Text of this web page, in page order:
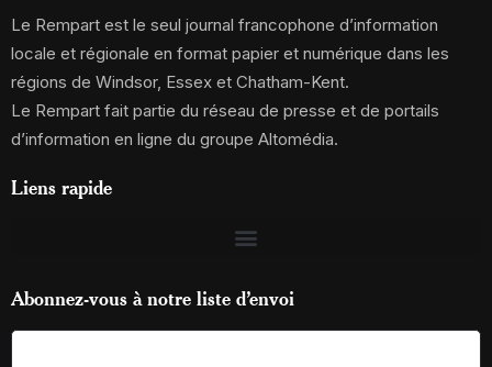
Le Rempart est le seul journal francophone d’information
locale et régionale en format papier et numérique dans les
régions de Windsor, Essex et Chatham-Kent.
Le Rempart fait partie du réseau de presse et de portails
d’information en ligne du groupe Altomédia.
Liens rapide
Abonnez-vous à notre liste d’envoi